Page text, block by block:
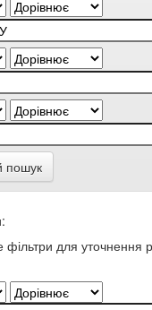
пошук
фільтри для уточнення